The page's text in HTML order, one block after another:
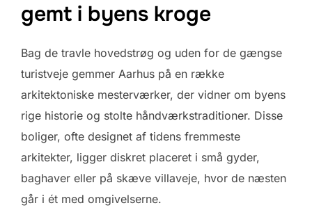
gemt i byens kroge
Bag de travle hovedstrøg og uden for de gængse
turistveje gemmer Aarhus på en række
arkitektoniske mesterværker, der vidner om byens
rige historie og stolte håndværkstraditioner. Disse
boliger, ofte designet af tidens fremmeste
arkitekter, ligger diskret placeret i små gyder,
baghaver eller på skæve villaveje, hvor de næsten
går i ét med omgivelserne.